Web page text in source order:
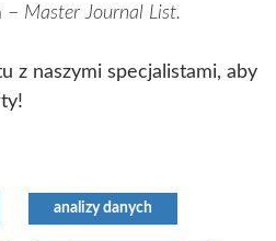
– Master Journal List.
z naszymi specjalistami, aby
analizy danych